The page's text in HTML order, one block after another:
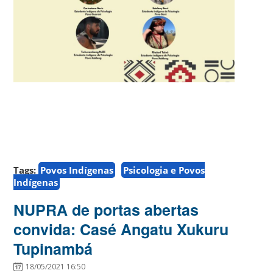
Tags: Povos Indígenas
Psicologia e Povos
Indígenas
NUPRA de portas abertas
convida: Casé Angatu Xukuru
Tupinambá
18/05/2021 16:50